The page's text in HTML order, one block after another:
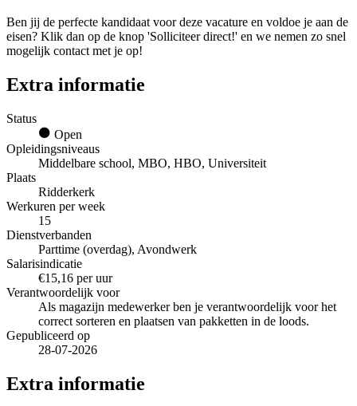
Ben jij de perfecte kandidaat voor deze vacature en voldoe je aan de
eisen? Klik dan op de knop 'Solliciteer direct!' en we nemen zo snel
mogelijk contact met je op!
Extra informatie
Status
Open
Opleidingsniveaus
Middelbare school, MBO, HBO, Universiteit
Plaats
Ridderkerk
Werkuren per week
15
Dienstverbanden
Parttime (overdag), Avondwerk
Salarisindicatie
€15,16 per uur
Verantwoordelijk voor
Als magazijn medewerker ben je verantwoordelijk voor het
correct sorteren en plaatsen van pakketten in de loods.
Gepubliceerd op
28-07-2026
Extra informatie